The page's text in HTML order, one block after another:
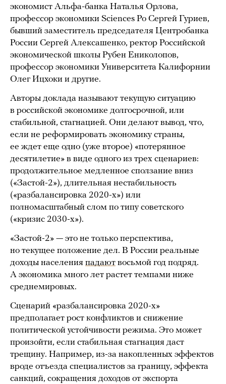
экономист Альфа-банка Наталья Орлова,
профессор экономики Sciences Po Сергей Гуриев,
бывший заместитель председателя Центробанка
России Сергей Алексашенко, ректор Российской
экономической школы Рубен Ениколопов,
профессор экономики Университета Калифорнии
Олег Ицхоки и другие.
Авторы доклада называют текущую ситуацию
в российской экономике долгосрочной, или
стабильной, стагнацией. Они делают вывод, что,
если не реформировать экономику страны,
ее ждет еще одно (уже второе) «потерянное
десятилетие» в виде одного из трех сценариев:
продолжительное медленное сползание вниз
(«Застой-2»), длительная нестабильность
(«разбалансировка 2020-х») или
полномасштабный слом по типу советского
(«кризис 2030-х»).
«Застой-2» — это не только перспектива,
но текущее положение дел. В России реальные
доходы населения падают восьмой год подряд.
А экономика много лет растет темпами ниже
среднемировых.
Сценарий «разбалансировка 2020-х»
предполагает рост конфликтов и снижение
политической устойчивости режима. Это может
произойти, если стабильная стагнация даст
трещину. Например, из-за накопленных эффектов
вроде отъезда специалистов за границу, эффекта
санкций, сокращения доходов от экспорта